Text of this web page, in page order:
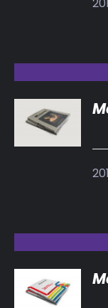
DETALLES
DETALLES